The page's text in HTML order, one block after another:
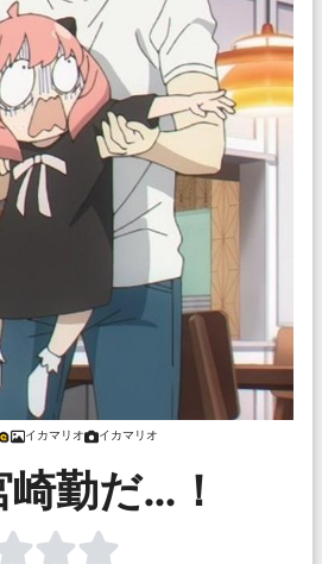
イカマリオ イカマリオ
勤だ…！